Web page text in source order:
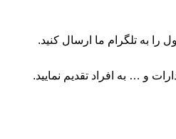
به تلگرام ما ارسال کنید.
و … به افراد تقدیم نمایید.